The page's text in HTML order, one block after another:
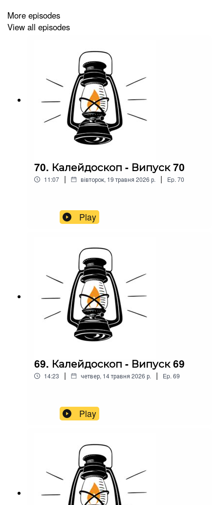
More episodes
View all episodes
70. Калейдоскоп - Випуск 70
11:07 | вівторок, 19 травня 2026 р. | Ep. 70
Play
69. Калейдоскоп - Випуск 69
14:23 | четвер, 14 травня 2026 р. | Ep. 69
Play